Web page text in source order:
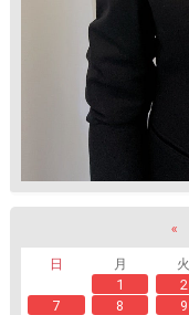
«
日
月 火
1
2
7
8 9